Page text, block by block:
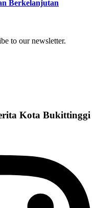
Berkelanjutan
to our newsletter.
Kota Bukittinggi